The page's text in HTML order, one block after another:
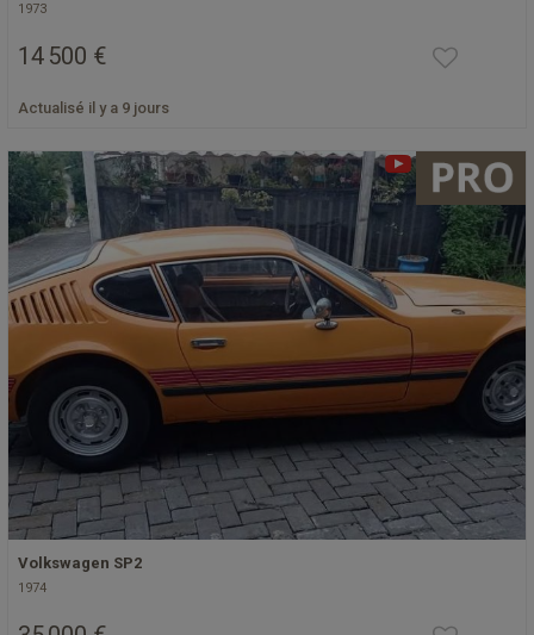
1973
14 500 €
Actualisé il y a 9 jours
Volkswagen SP2
1974